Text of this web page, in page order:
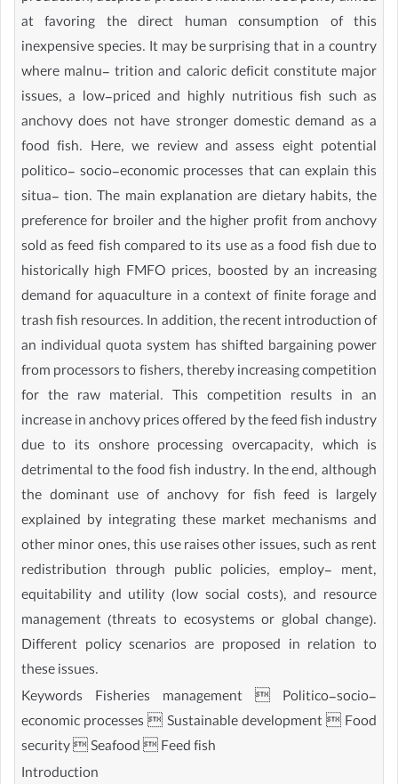
at favoring the direct human consumption of this
inexpensive species. It may be surprising that in a country
where malnu- trition and caloric deficit constitute major
issues, a low-priced and highly nutritious fish such as
anchovy does not have stronger domestic demand as a
food fish. Here, we review and assess eight potential
politico- socio-economic processes that can explain this
situa- tion. The main explanation are dietary habits, the
preference for broiler and the higher profit from anchovy
sold as feed fish compared to its use as a food fish due to
historically high FMFO prices, boosted by an increasing
demand for aquaculture in a context of finite forage and
trash fish resources. In addition, the recent introduction of
an individual quota system has shifted bargaining power
from processors to fishers, thereby increasing competition
for the raw material. This competition results in an
increase in anchovy prices offered by the feed fish industry
due to its onshore processing overcapacity, which is
detrimental to the food fish industry. In the end, although
the dominant use of anchovy for fish feed is largely
explained by integrating these market mechanisms and
other minor ones, this use raises other issues, such as rent
redistribution through public policies, employ- ment,
equitability and utility (low social costs), and resource
management (threats to ecosystems or global change).
Different policy scenarios are proposed in relation to
these issues.
Keywords Fisheries management  Politico-socio-
economic processes  Sustainable development  Food
security  Seafood  Feed fish
Introduction